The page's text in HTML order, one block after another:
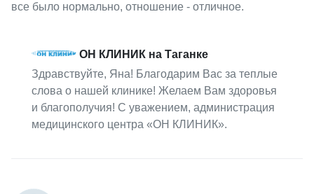
все было нормально, отношение - отличное.
ОН КЛИНИК на Таганке
Здравствуйте, Яна! Благодарим Вас за теплые
слова о нашей клинике! Желаем Вам здоровья
и благополучия! С уважением, администрация
медицинского центра «ОН КЛИНИК».